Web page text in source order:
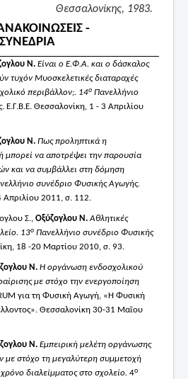
1983.
-
Ν. Είναι ο Ε.Φ.Α. και ο δάσκαλος
τυχόν Μυοσκελετικές διαταραχές
περιβάλλον;. 14ο Πανελλήνιο
. Ε.Γ.Β.Ε. Θεσσαλονίκη, 1 - 3 Απριλίου
Ν. Πως προληπτικά η
μπορεί να αποτρέψει την παρουσία
και να συμβάλλει στη δόμηση
συνέδριο Φυσικής Αγωγής.
Απριλίου 2011, σ. 112.
Σ., Οξύζογλου Ν.Αθλητικές
13ο Πανελλήνιο συνέδριο Φυσικής
18 -20 Μαρτίου 2010, σ. 93.
Ν. Η οργάνωση ενδοσχολικού
με στόχο την ενεργοποίηση
για τη Φυσική Αγωγή, «Η Φυσική
Θεσσαλονίκη 30-31 Μαΐου
Ν. Εμπειρική μελέτη οργάνωσης
με στόχο τη μεγαλύτερη συμμετοχή
διαλείμματος στο σχολείο. 4ο